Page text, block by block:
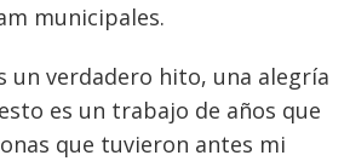
municipales.
un verdadero hito, una alegría
es un trabajo de años que
que tuvieron antes mi